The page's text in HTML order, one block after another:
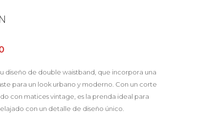
diseño de double waistband, que incorpora una
para un look urbano y moderno. Con un corte
con matices vintage, es la prenda ideal para
con un detalle de diseño único.